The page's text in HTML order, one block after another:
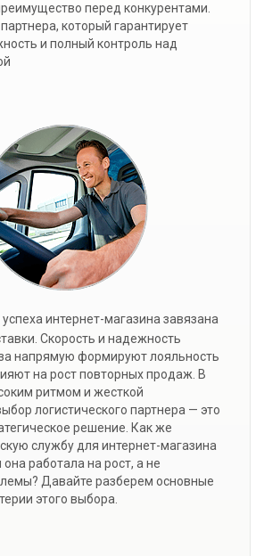
перед конкурентами.
который гарантирует
и полный контроль над
интернет-магазина завязана
Скорость и надежность
напрямую формируют лояльность
на рост повторных продаж. В
ритмом и жесткой
логистического партнера — это
решение. Как же
службу для интернет-магазина
работала на рост, а не
Давайте разберем основные
этого выбора.